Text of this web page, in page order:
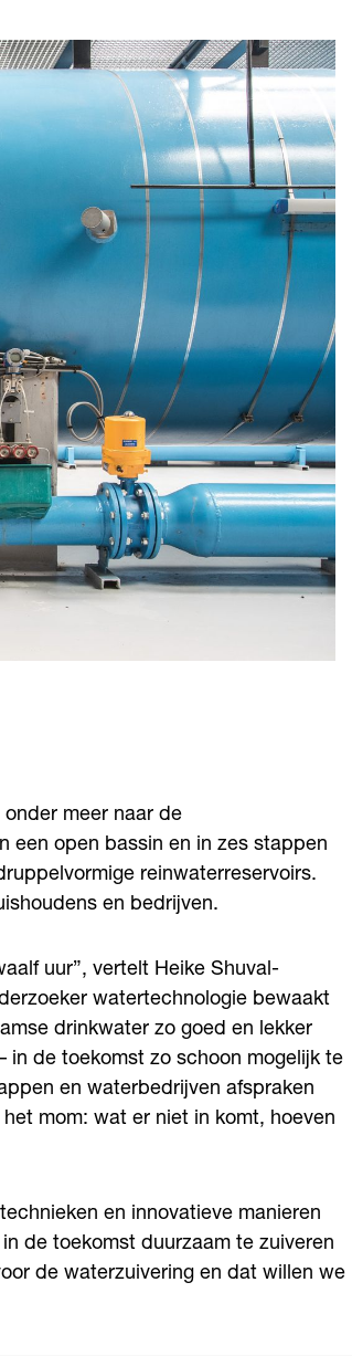
meer naar de
een open bassin en in zes stappen
reinwaterreservoirs.
en bedrijven.
uur”, vertelt Heike Shuval-
watertechnologie bewaakt
drinkwater zo goed en lekker
in de toekomst zo schoon mogelijk te
en waterbedrijven afspraken
mom: wat er niet in komt, hoeven
en innovatieve manieren
de toekomst duurzaam te zuiveren
de waterzuivering en dat willen we